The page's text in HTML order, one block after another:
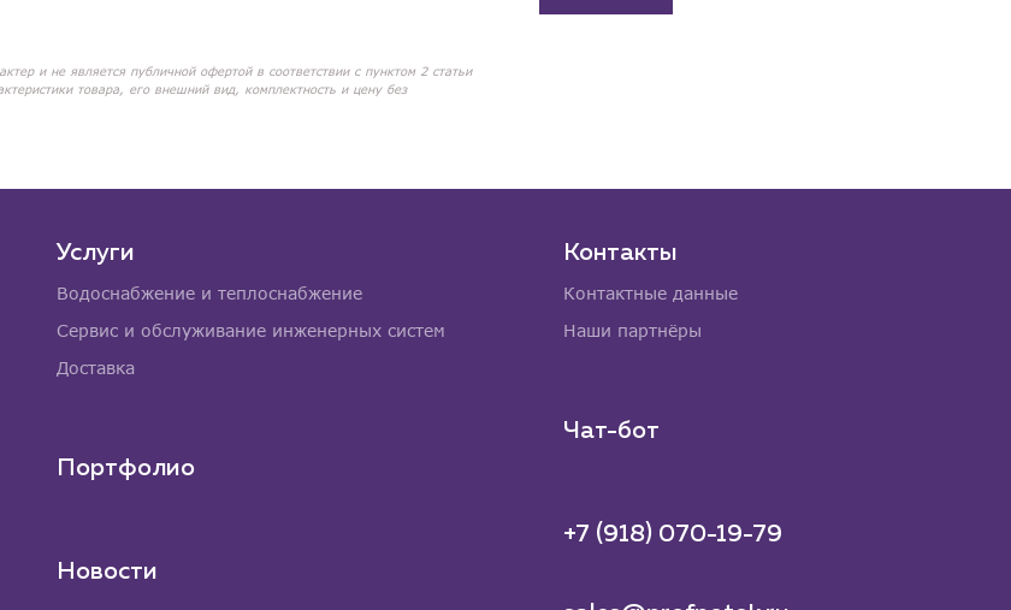
и не является публичной офертой в соответствии с пунктом 2 статьи
товара, его внешний вид, комплектность и цену без
Услуги
Водоснабжение и теплоснабжение
Сервис и обслуживание инженерных систем
Доставка
Портфолио
Новости
Контакты
Контактные данные
Наши партнёры
Чат-бот
+7 (918) 070-19-79